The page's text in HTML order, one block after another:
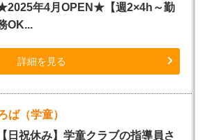
年4月OPEN★【週2×4h～勤
OK...
詳細を見る
ば（学童）
【日祝休み】学童クラブの指導員さ